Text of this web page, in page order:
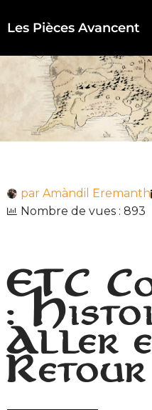
au
contenu
Les Pièces Avancent
par Amàndil Eremanth
Nombre de vues : 893
ETC
:
Aller
Retour